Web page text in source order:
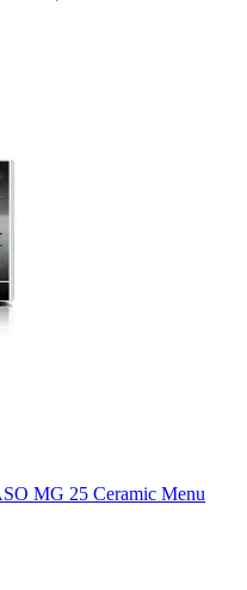
MG 25 Ceramic Menu